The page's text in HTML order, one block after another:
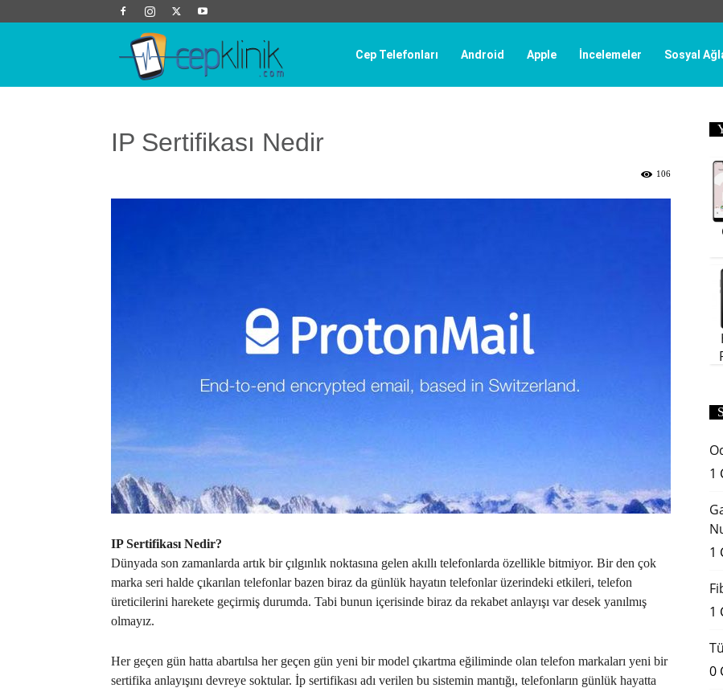
Cep Telefonları Android Apple İncelemeler Sosyal
IP Sertifikası Nedir
106
IP Sertifikası Nedir?
Dünyada son zamanlarda artık bir çılgınlık noktasına gelen akıllı telefonlarda özellikle bitmiyor. Bir den çok
marka seri halde çıkarılan telefonlar bazen biraz da günlük hayatın telefonlar üzerindeki etkileri, telefon
üreticilerini harekete geçirmiş durumda. Tabi bunun içerisinde biraz da rekabet anlayışı var desek yanılmış
olmayız.
Her geçen gün hatta abartılsa her geçen gün yeni bir model çıkartma eğiliminde olan telefon markaları yeni bir
sertifika anlayışını devreye soktular. İp sertifikası adı verilen bu sistemin mantığı, telefonların günlük hayatta
1
1
1
0